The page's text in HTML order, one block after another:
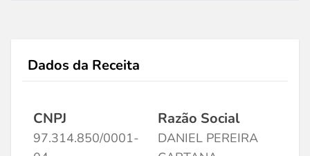
Dados da Receita
CNPJ
97.314.850/0001-
Razão Social
DANIEL PEREIRA